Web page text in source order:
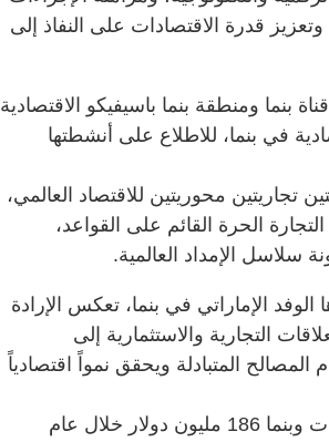
قدرة الاقتصادات على النفاذ إلى
بنما ومنطقة بنما باسيفيكو الاقتصادية
في بنما، للاطلاع على أنشطتها
تجاريتين محوريتين للاقتصاد العالمي،
الحرة القائم على القواعد،
سلاسل الإمداد العالمية.
الإماراتي في بنما، تعكس الإرادة
التجارية والاستثمارية إلى
المتبادلة ويحقق نمواً اقتصادياً
وبلغت قيمة التجارة غير النفطية بين دولة الإمارات وبنما 186 مليون دولار خلال عام